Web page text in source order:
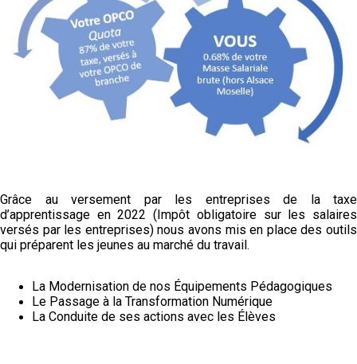
Grâce au versement par les entreprises de la taxe
d’apprentissage en 2022 (Impôt obligatoire sur les salaires
versés par les entreprises) nous avons mis en place des outils
qui préparent les jeunes au marché du travail.
La Modernisation de nos Équipements Pédagogiques
Le Passage à la Transformation Numérique
La Conduite de ses actions avec les Élèves